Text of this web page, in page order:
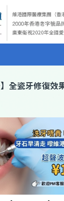
】全瓷牙修復效